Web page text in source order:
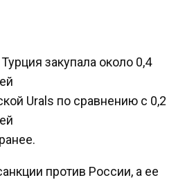
закупала около 0,4
Urals по сравнению с 0,2
против России, а ее